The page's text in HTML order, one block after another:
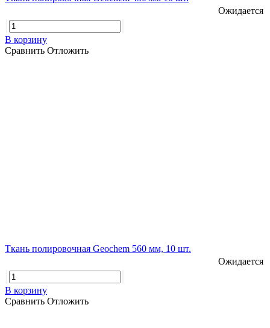
Ожидается
В корзину
Сравнить Отложить
Ткань полировочная Geochem 560 мм, 10 шт.
Ожидается
В корзину
Сравнить Отложить